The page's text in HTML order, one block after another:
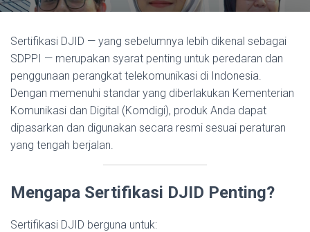
Sertifikasi DJID — yang sebelumnya lebih dikenal sebagai
SDPPI — merupakan syarat penting untuk peredaran dan
penggunaan perangkat telekomunikasi di Indonesia.
Dengan memenuhi standar yang diberlakukan Kementerian
Komunikasi dan Digital (Komdigi), produk Anda dapat
dipasarkan dan digunakan secara resmi sesuai peraturan
yang tengah berjalan.
Mengapa Sertifikasi DJID Penting?
Sertifikasi DJID berguna untuk: